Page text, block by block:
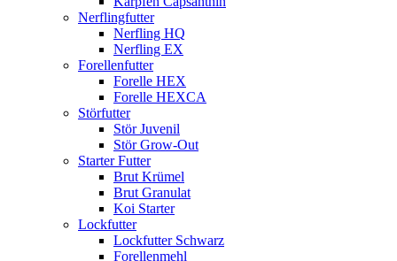
Nerflingfutter
Nerfling HQ
Nerfling EX
Forellenfutter
Forelle HEX
Forelle HEXCA
Störfutter
Stör Juvenil
Stör Grow-Out
Starter Futter
Brut Krümel
Brut Granulat
Koi Starter
Lockfutter
Lockfutter Schwarz
Forellenmehl